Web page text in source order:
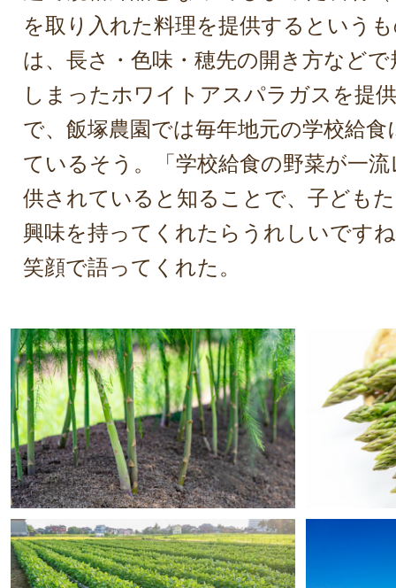
を取り入れた料理を提供するという
は、長さ・色味・穂先の開き方など
しまったホワイトアスパラガスを提
で、飯塚農園では毎年地元の学校給
ているそう。「学校給食の野菜が一
供されていると知ることで、子ども
興味を持ってくれたらうれしいです
笑顔で語ってくれた。